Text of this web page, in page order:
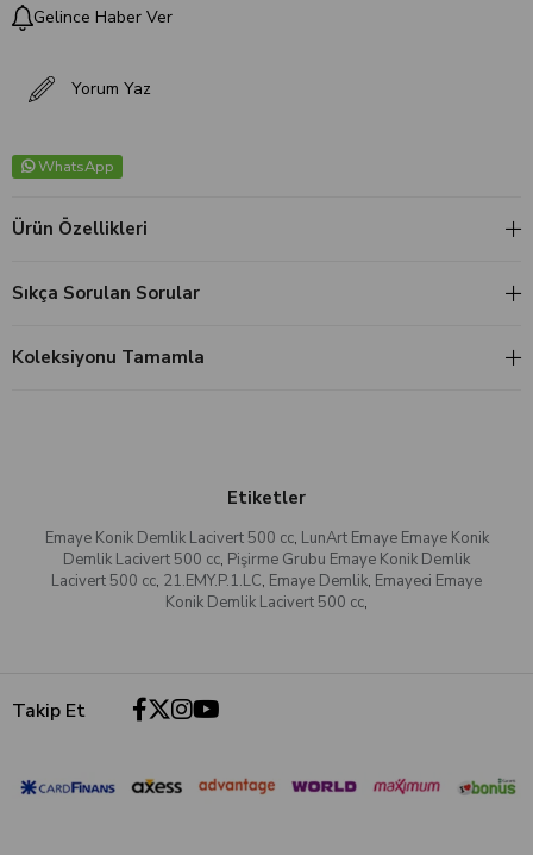
Gelince Haber Ver
Yorum Yaz
WhatsApp
Ürün Özellikleri
Sıkça Sorulan Sorular
Koleksiyonu Tamamla
Etiketler
Emaye Konik Demlik Lacivert 500 cc, LunArt Emaye Emaye Konik
Demlik Lacivert 500 cc, Pişirme Grubu Emaye Konik Demlik
Lacivert 500 cc, 21.EMY.P.1.LC, Emaye Demlik, Emayeci Emaye
Konik Demlik Lacivert 500 cc,
Takip Et